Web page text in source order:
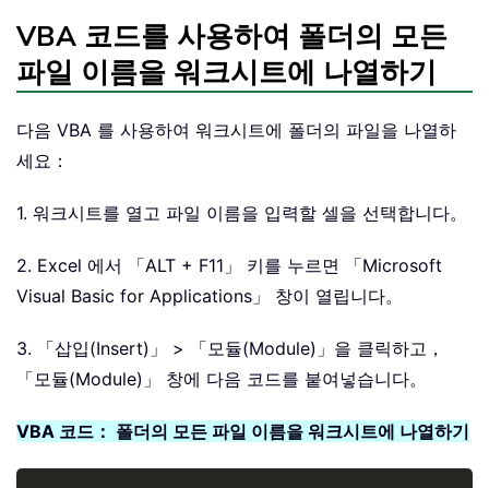
VBA 코드를 사용하여 폴더의 모든
파일 이름을 워크시트에 나열하기
다음 VBA 를 사용하여 워크시트에 폴더의 파일을 나열하
세요：
1. 워크시트를 열고 파일 이름을 입력할 셀을 선택합니다。
2. Excel 에서 「ALT + F11」 키를 누르면 「Microsoft
Visual Basic for Applications」 창이 열립니다。
3. 「삽입(Insert)」 > 「모듈(Module)」을 클릭하고，
「모듈(Module)」 창에 다음 코드를 붙여넣습니다。
VBA 코드： 폴더의 모든 파일 이름을 워크시트에 나열하기